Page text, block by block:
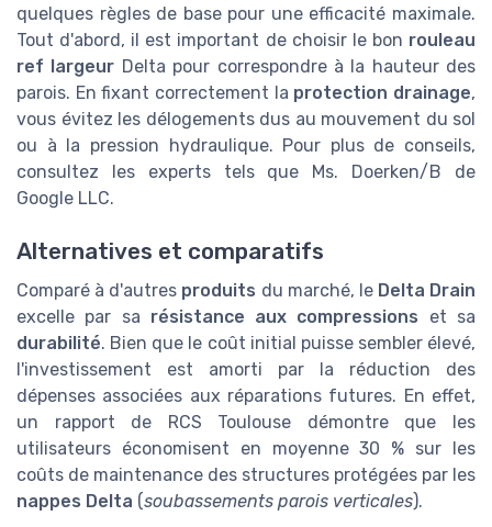
quelques règles de base pour une efficacité maximale.
Tout d'abord, il est important de choisir le bon rouleau
ref largeur Delta pour correspondre à la hauteur des
parois. En fixant correctement la protection drainage,
vous évitez les délogements dus au mouvement du sol
ou à la pression hydraulique. Pour plus de conseils,
consultez les experts tels que Ms. Doerken/B de
Google LLC.
Alternatives et comparatifs
Comparé à d'autres produits du marché, le Delta Drain
excelle par sa résistance aux compressions et sa
durabilité. Bien que le coût initial puisse sembler élevé,
l'investissement est amorti par la réduction des
dépenses associées aux réparations futures. En effet,
un rapport de RCS Toulouse démontre que les
utilisateurs économisent en moyenne 30 % sur les
coûts de maintenance des structures protégées par les
nappes Delta (soubassements parois verticales).